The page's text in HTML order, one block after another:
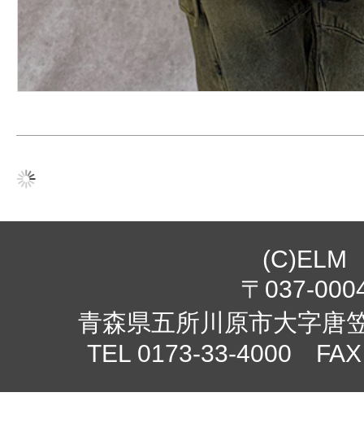
(C)ELM
〒037-
青森県五所川原市大字唐
TEL 0173-33-4000